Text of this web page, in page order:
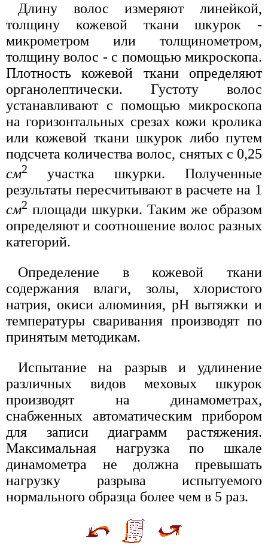
Длину волос измеряют линейкой,
толщину кожевой ткани шкурок -
микрометром или толщинометром,
толщину волос - с помощью микроскопа.
Плотность кожевой ткани определяют
органолептически. Густоту волос
устанавливают с помощью микроскопа
на горизонтальных срезах кожи кролика
или кожевой ткани шкурок либо путем
подсчета количества волос, снятых с 0,25
см2
участка шкурки. Полученные
результаты пересчитывают в расчете на 1
см2 площади шкурки. Таким же образом
определяют и соотношение волос разных
категорий.
Определение в кожевой ткани
содержания влаги, золы, хлористого
натрия, окиси алюминия, pH вытяжки и
температуры сваривания производят по
принятым методикам.
Испытание на разрыв и удлинение
различных видов меховых шкурок
производят на динамометрах,
снабженных автоматическим прибором
для записи диаграмм растяжения.
Максимальная нагрузка по шкале
динамометра не должна превышать
нагрузку разрыва испытуемого
нормального образца более чем в 5 раз.